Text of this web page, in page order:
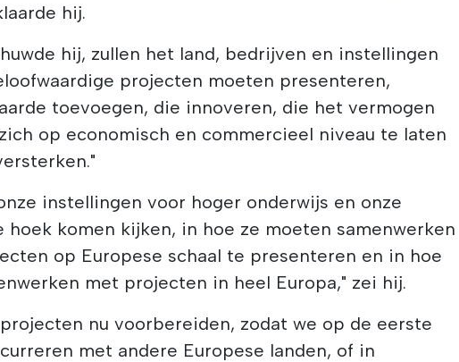
hij.
hij, zullen het land, bedrijven en instellingen
projecten moeten presenteren,
toevoegen, die innoveren, die het vermogen
op economisch en commercieel niveau te laten
instellingen voor hoger onderwijs en onze
hoek komen kijken, in hoe ze moeten samenwerken
op Europese schaal te presenteren en in hoe
met projecten in heel Europa," zei hij.
nu voorbereiden, zodat we op de eerste
met andere Europese landen, of in